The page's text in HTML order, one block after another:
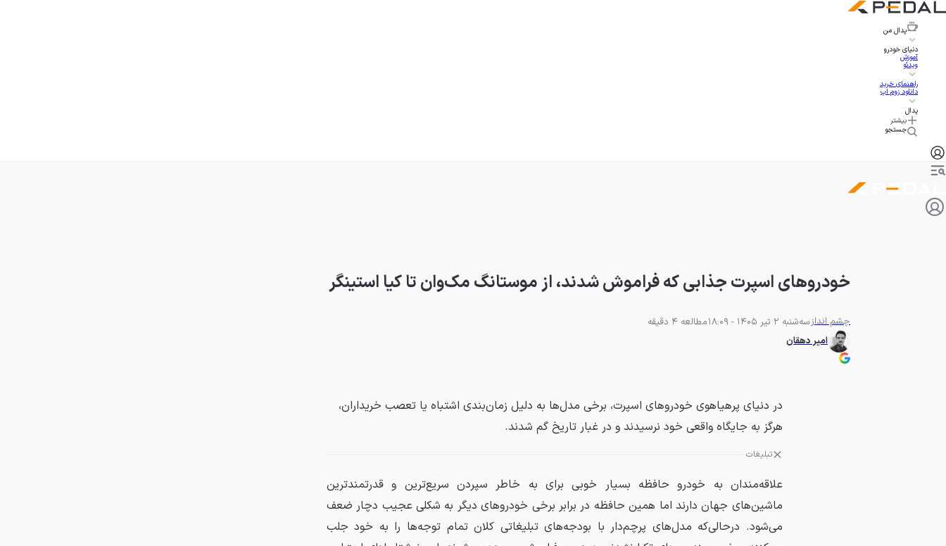
پدال من
دنیای خودرو
آموزش
ویدئو
راهنمای خرید
دانلود زوم اپ
پدال
بیشتر
جستجو
خودروهای اسپرت جذابی که فراموش شدند، از موستانگ مک‌وان تا کیا استینگر
چشم اندازسه‌شنبه 2 تیر 1405 - 18:09
مطالعه 4 دقیقه
امیر دهقان
در دنیای پرهیاهوی خودروهای اسپرت، برخی مدل‌ها به دلیل زمان‌بندی اشتباه یا تعصب خریداران،
هرگز به جایگاه واقعی خود نرسیدند و در غبار تاریخ گم شدند.
تبلیغات
علاقه‌مندان به خودرو حافظه بسیار خوبی برای به خاطر سپردن سریع‌ترین و قدرتمندترین
ماشین‌های جهان دارند اما همین حافظه در برابر برخی خودروهای دیگر به شکلی عجیب دچار ضعف
می‌شود. درحالی‌که مدل‌های پرچم‌دار با بودجه‌های تبلیغاتی کلان تمام توجه‌ها را به خود جلب